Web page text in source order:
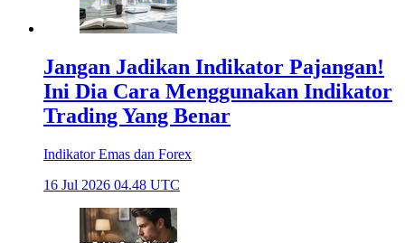
Jangan Jadikan Indikator Pajangan!
Ini Dia Cara Menggunakan Indikator
Trading Yang Benar
Indikator Emas dan Forex
16 Jul 2026 04.48 UTC